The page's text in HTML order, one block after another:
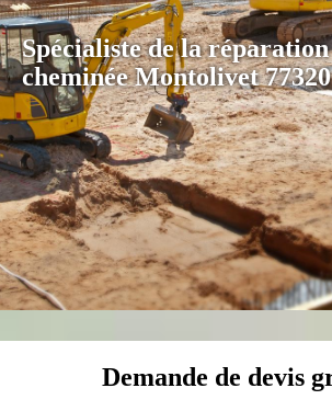
Spécialiste de la réparation
cheminée Montolivet 77320
Demande de devis